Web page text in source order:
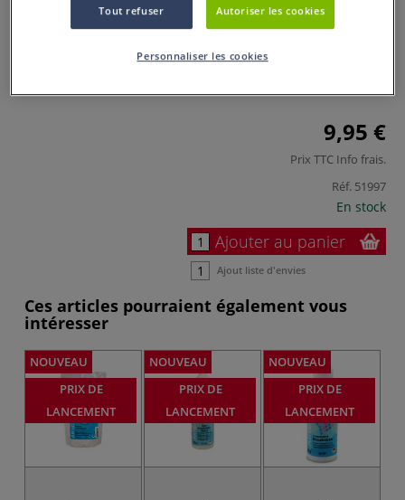
0 Commentaires
pour mosaïques en verre, céramique et pierre naturelle.
9,95 €
Prix TTC Info frais.
Réf. 51997
En stock
Ajouter au panier
Ajout liste d'envies
Ces articles pourraient également vous
intéresser
NOUVEAU
PRIX DE
LANCEMENT
NOUVEAU
PRIX DE
LANCEMENT
NOUVEAU
PRIX DE
LANCEMENT
Tout refuser Autoriser les cookies
Personnaliser les cookies